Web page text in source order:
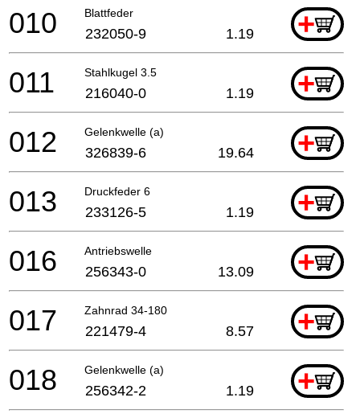
Blattfeder +
010 232050-9 1.19
Stahlkugel 3.5 +
011 216040-0 1.19
Gelenkwelle (a) +
012 326839-6 19.64
Druckfeder 6 +
013 233126-5 1.19
Antriebswelle +
016 256343-0 13.09
Zahnrad 34-180 +
017 221479-4 8.57
Gelenkwelle (a) +
018 256342-2 1.19